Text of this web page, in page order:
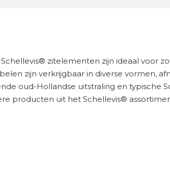
zitelementen zijn ideaal voor
zijn verkrijgbaar in diverse vormen,
oud-Hollandse uitstraling en typische
producten uit het Schellevis®